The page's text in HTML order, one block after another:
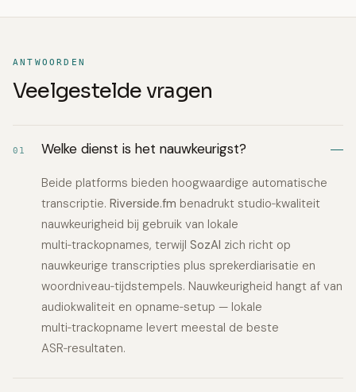
ANTWOORDEN
Veelgestelde vragen
01 Welke dienst is het nauwkeurigst?
Beide platforms bieden hoogwaardige automatische
transcriptie. Riverside.fm benadrukt studio‑kwaliteit
nauwkeurigheid bij gebruik van lokale
multi‑trackopnames, terwijl SozAI zich richt op
nauwkeurige transcripties plus sprekerdiarisatie en
woordniveau‑tijdstempels. Nauwkeurigheid hangt af van
audiokwaliteit en opname‑setup — lokale
multi‑trackopname levert meestal de beste
ASR‑resultaten.